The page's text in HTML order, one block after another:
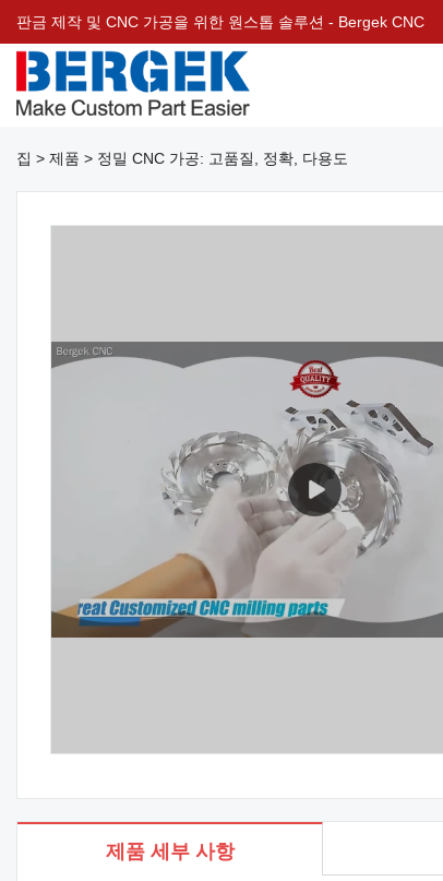
판금 제작 및 CNC 가공을 위한 원스톱 솔루션 - Bergek CNC
집 > 제품 > 정밀 CNC 가공: 고품질, 정확, 다용도
제품 세부 사항